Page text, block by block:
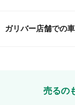
ガリバー店舗での
売るの